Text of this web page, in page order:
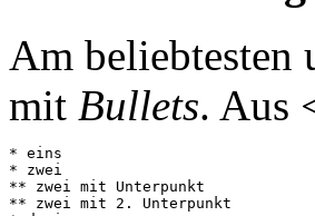
Am beliebtesten
mit Bullets. Aus
* eins
* zwei
** zwei mit Unterpunkt
** zwei mit 2. Unterpunkt